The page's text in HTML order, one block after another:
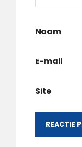
Naam
E-mail
Site